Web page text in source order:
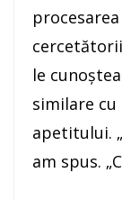
le
similare
apetitului.
am spus.